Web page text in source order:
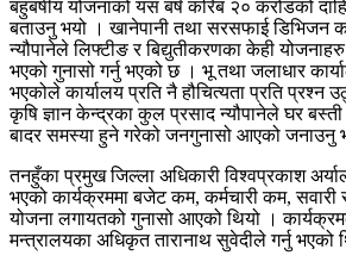
बहुबर्षीय योजनाको यस बर्ष करिब २० करोडको
बताउनु भयो । खानेपानी तथा सरसफाई डिभिजन
न्यौपानेले लिफ्टीङ र बिद्युतीकरणका केही
भएको गुनासो गर्नु भएको छ । भू तथा जलाधार
भएकोले कार्यालय प्रति नै हौचित्यता प्रति प्रश्न
कृषि ज्ञान केन्द्रका कुल प्रसाद न्यौपानेले घर
बादर समस्या हुने गरेको जनगुनासो आएको जनाउनु
तनहुँका प्रमुख जिल्ला अधिकारी विश्वप्रकाश
भएको कार्यक्रममा बजेट कम, कर्मचारी कम,
योजना लगायतको गुनासो आएको थियो ।
मन्त्रालयका अधिकृत तारानाथ सुवेदीले गर्नु भएको